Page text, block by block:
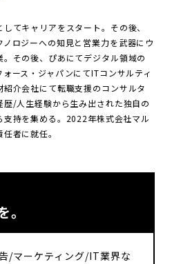
てキャリアをスタート。その後、
ロジーへの知見と営業力を武器にウ
その後、ぴあにてデジタル領域の
ース・ジャパンにてITコンサルティ
介会社にて転職支援のコンサルタ
歴/人生経験から生み出された独自の
持を集める。2022年株式会社マル
者に就任。
/マーケティング/IT業界な